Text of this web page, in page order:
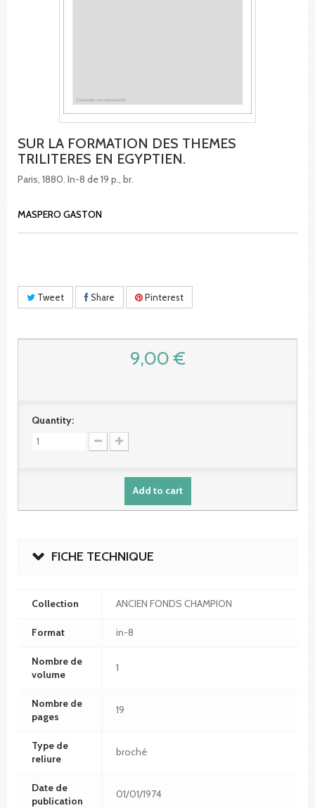
SUR LA FORMATION DES THEMES
TRILITERES EN EGYPTIEN.
Paris, 1880. In-8 de 19 p., br.
MASPERO GASTON
Tweet Share Pinterest
9,00 €
Quantity:
Add to cart
FICHE TECHNIQUE
Collection ANCIEN FONDS CHAMPION
Format in-8
Nombre de
volume
1
Nombre de
pages
19
Type de
reliure
broché
Date de
publication
01/01/1974